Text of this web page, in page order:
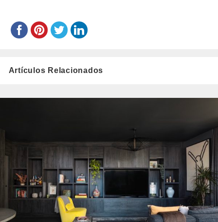
Artículos Relacionados